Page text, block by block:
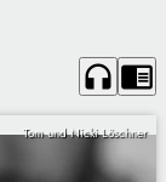
headphones chrome_reader_mode
Tom und Nicki Löschner